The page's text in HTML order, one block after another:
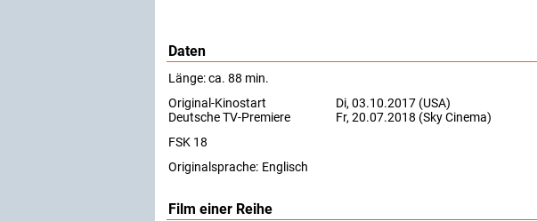
Daten
Länge: ca. 88 min.
Original-Kinostart
Di, 03.10.2017 (USA)
Deutsche TV-Premiere
Fr, 20.07.2018 (Sky Cinema)
FSK 18
Originalsprache: Englisch
Film einer Reihe